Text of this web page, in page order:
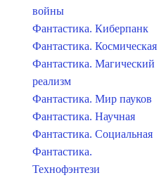
войны
Фантастика. Киберпанк
Фантастика. Космическая
Фантастика. Магический
реализм
Фантастика. Мир пауков
Фантастика. Научная
Фантастика. Социальная
Фантастика.
Технофэнтези